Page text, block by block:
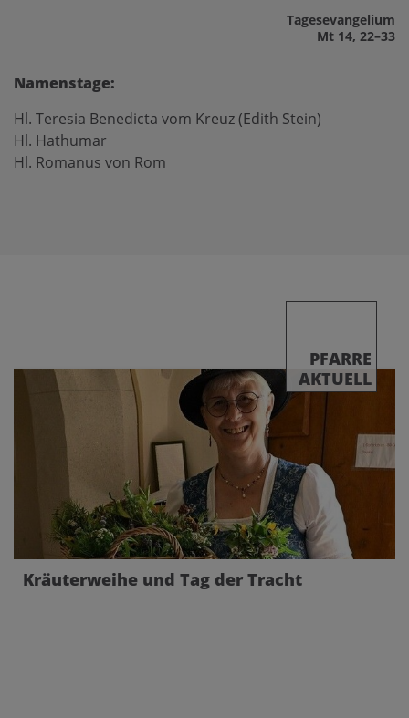
Tages­evangelium
Mt 14, 22–33
Namenstage:
Hl. Teresia Benedicta vom Kreuz (Edith Stein)
Hl. Hathumar
Hl. Romanus von Rom
PFARRE
AKTUELL
Kräuterweihe und Tag der Tracht